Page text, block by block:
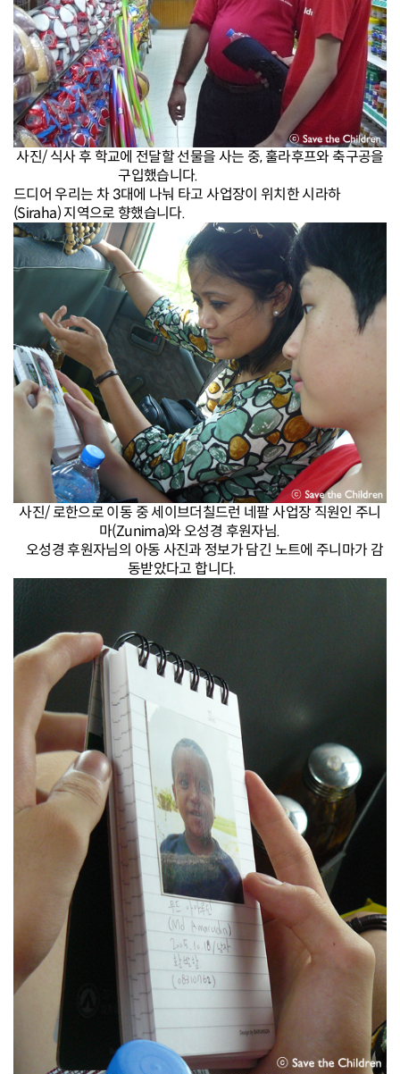
사진/ 식사 후 학교에 전달할 선물을 사는 중, 훌라후프와 축구공을
구입했습니다.
드디어 우리는 차 3대에 나눠 타고 사업장이 위치한 시라하
(Siraha) 지역으로 향했습니다.
사진/ 로한으로 이동 중 세이브더칠드런 네팔 사업장 직원인 주니
마(Zunima)와 오성경 후원자님.
오성경 후원자님의 아동 사진과 정보가 담긴 노트에 주니마가 감
동받았다고 합니다.